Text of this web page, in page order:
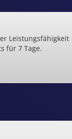
Leistungsfähigkeit
für 7 Tage.